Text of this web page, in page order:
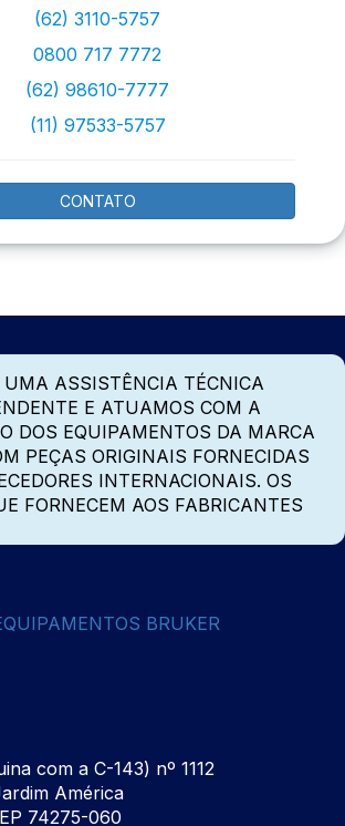
(62) 3110-5757
0800 717 7772
(62) 98610-7777
(11) 97533-5757
CONTATO
UMA ASSISTÊNCIA TÉCNICA
E ATUAMOS COM A
DOS EQUIPAMENTOS DA MARCA
PEÇAS ORIGINAIS FORNECIDAS
INTERNACIONAIS. OS
FORNECEM AOS FABRICANTES
com a C-143) nº 1112
América
74275-060